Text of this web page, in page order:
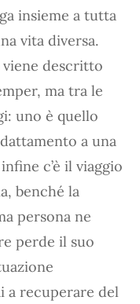
insieme a tutta
vita diversa.
descritto
ma tra le
uno è quello
a una
c’è il viaggio
benché la
persona ne
perde il suo
a recuperare del